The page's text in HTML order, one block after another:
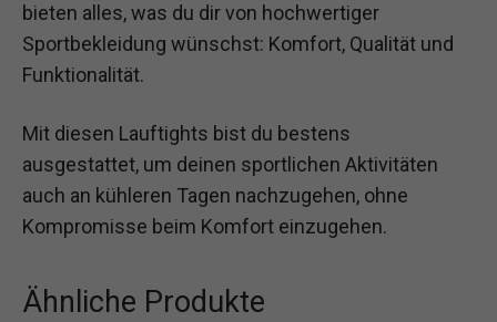
bieten alles, was du dir von hochwertiger
Sportbekleidung wünschst: Komfort, Qualität und
Funktionalität.
Mit diesen Lauftights bist du bestens
ausgestattet, um deinen sportlichen Aktivitäten
auch an kühleren Tagen nachzugehen, ohne
Kompromisse beim Komfort einzugehen.
Ähnliche Produkte